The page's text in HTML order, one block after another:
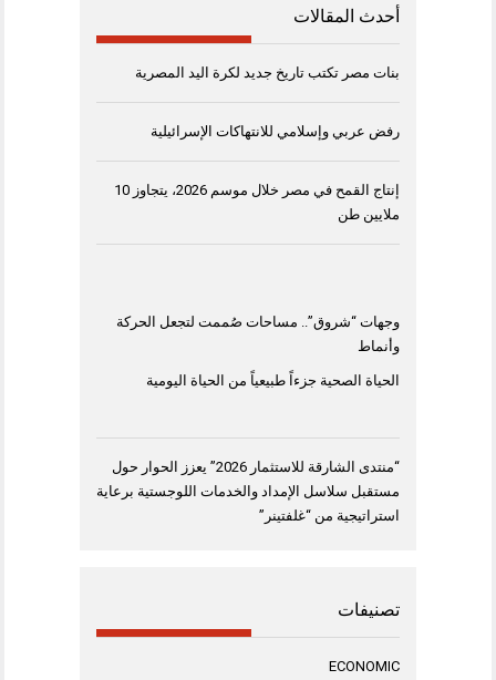
أحدث المقالات
بنات مصر تكتب تاريخ جديد لكرة اليد المصرية
رفض عربي وإسلامي للانتهاكات الإسرائيلية
إنتاج القمح في مصر خلال موسم 2026، يتجاوز 10
ملايين طن
وجهات “شروق”.. مساحات صُممت لتجعل الحركة
وأنماط
الحياة الصحية جزءاً طبيعياً من الحياة اليومية
“منتدى الشارقة للاستثمار 2026” يعزز الحوار حول
مستقبل سلاسل الإمداد والخدمات اللوجستية برعاية
استراتيجية من “غلفتينر”
تصنيفات
ECONOMIC